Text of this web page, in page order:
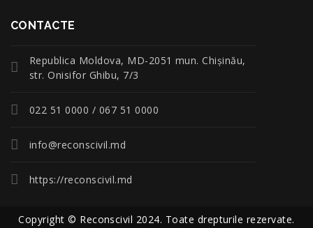
CONTACTE
Republica Moldova, MD-2051 mun. Chişinău,
str. Onisifor Ghibu, 7/3
022 51 0000 / 067 51 0000
info@reconscivil.md
https://reconscivil.md
Copyright © Reconscivil 2024. Toate drepturile rezervate.